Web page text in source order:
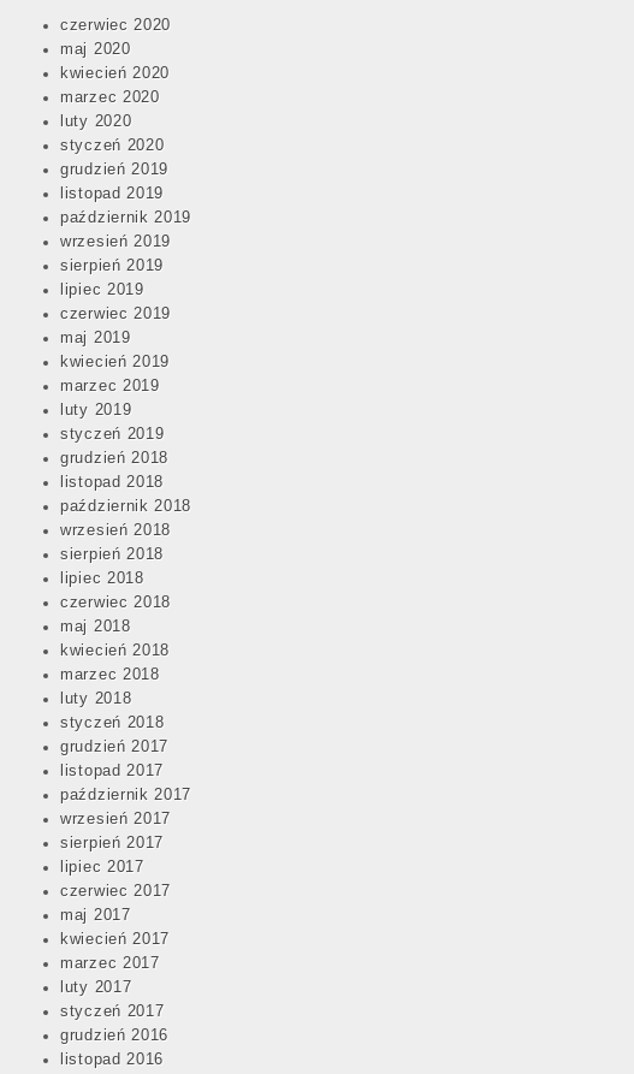
czerwiec 2020
maj 2020
kwiecień 2020
marzec 2020
luty 2020
styczeń 2020
grudzień 2019
listopad 2019
październik 2019
wrzesień 2019
sierpień 2019
lipiec 2019
czerwiec 2019
maj 2019
kwiecień 2019
marzec 2019
luty 2019
styczeń 2019
grudzień 2018
listopad 2018
październik 2018
wrzesień 2018
sierpień 2018
lipiec 2018
czerwiec 2018
maj 2018
kwiecień 2018
marzec 2018
luty 2018
styczeń 2018
grudzień 2017
listopad 2017
październik 2017
wrzesień 2017
sierpień 2017
lipiec 2017
czerwiec 2017
maj 2017
kwiecień 2017
marzec 2017
luty 2017
styczeń 2017
grudzień 2016
listopad 2016